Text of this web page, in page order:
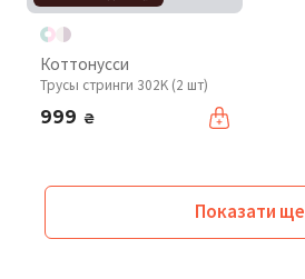
Коттонусси
Трусы стринги 302K (2 шт)
999 ₴
Показати ще